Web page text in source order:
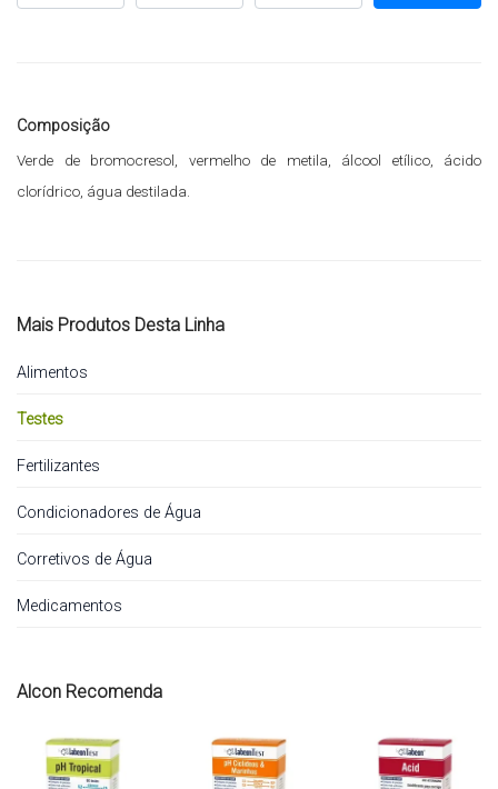
Composição
Verde de bromocresol, vermelho de metila, álcool etílico, ácido
clorídrico, água destilada.
Mais Produtos Desta Linha
Alimentos
Testes
Fertilizantes
Condicionadores de Água
Corretivos de Água
Medicamentos
Alcon Recomenda